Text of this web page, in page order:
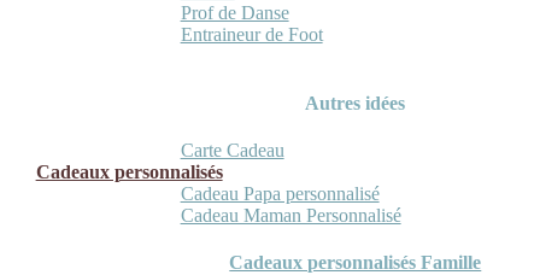
Prof de Danse
Entraineur de Foot
Autres idées
Carte Cadeau
Cadeaux personnalisés
Cadeau Papa personnalisé
Cadeau Maman Personnalisé
Cadeaux personnalisés Famille